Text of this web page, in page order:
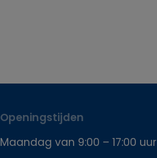
Openingstijden
Maandag van 9:00 – 17:00 uur